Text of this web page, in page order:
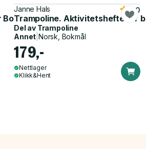
Booster
Janne Hals
Trampoline. Aktivitetshefte for
5.0
Del av Trampoline
Annet Norsk, Bokmål
179,-
Nettlager
Klikk&Hent